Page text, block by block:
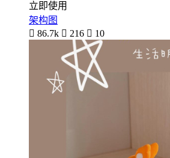
立即使用
架构图
 86.7k  216  10